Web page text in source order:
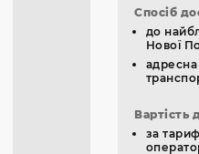
Спосіб
до
Нової
адресна
Вартість
за